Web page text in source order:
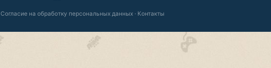
Согласие на обработку персональных данных · Контакты